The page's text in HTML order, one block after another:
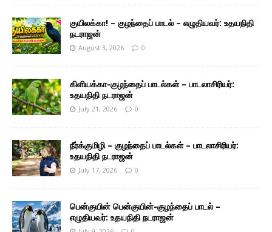
குயிலக்கா! – குழந்தைப் பாடல் – எழுதியவர்: உதயநிதி
நடராஜன்
August 3, 2026 0
கிளியக்கா-குழந்தைப் பாடல்கள் – பாடலாசிரியர்:
உதயநிதி நடராஜன்
July 21, 2026 0
நீர்க்குமிழி – குழந்தைப் பாடல்கள் – பாடலாசிரியர்:
உதயநிதி நடராஜன்
July 17, 2026 0
பென்குயின் பென்குயின்-குழந்தைப் பாடல் –
எழுதியவர்: உதயநிதி நடராஜன்